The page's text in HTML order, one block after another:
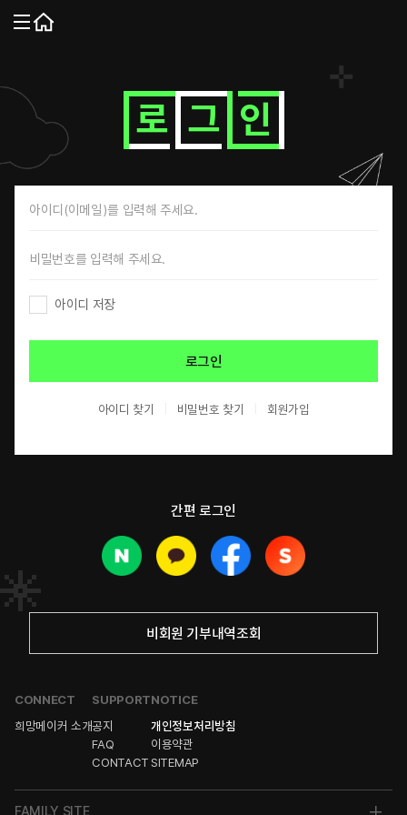
MENU
홈
그
페
이
로 그 인
아이디 저장
로그인
아이디 찾기 비밀번호 찾기 회원가입
간편 로그인
비회원 기부내역조회
CONNECT
희망메이커 소개
SUPPORT
공지
FAQ
CONTACT
NOTICE
개인정보처리방침
이용약관
SITEMAP
FAMILY SITE